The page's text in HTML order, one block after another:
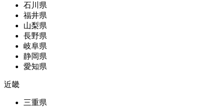
石川県
福井県
山梨県
長野県
岐阜県
静岡県
愛知県
近畿
三重県